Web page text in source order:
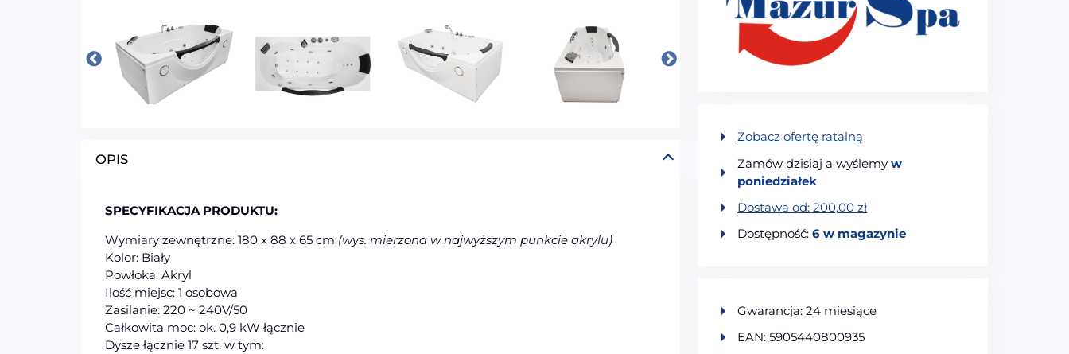
OPIS
SPECYFIKACJA PRODUKTU:
Wymiary zewnętrzne: 180 x 88 x 65 cm (wys. mierzona w najwyższym punkcie akrylu)
Kolor: Biały
Powłoka: Akryl
Ilość miejsc: 1 osobowa
Zasilanie: 220 ~ 240V/50
Całkowita moc: ok. 0,9 kW łącznie
Dysze łącznie 17 szt. w tym:
Zobacz ofertę ratalną
Zamów dzisiaj a wyślemy w
poniedziałek
Dostawa od: 200,00 zł
Dostępność: 6 w magazynie
Gwarancja: 24 miesiące
EAN: 5905440800935